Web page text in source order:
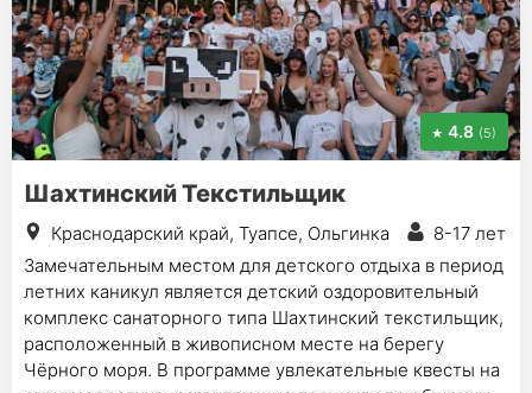
4.8 (5)
Шахтинский Текстильщик
Краснодарский край, Туапсе, Ольгинка
8-17 лет
Замечательным местом для детского отдыха в период
летних каникул является детский оздоровительный
комплекс санаторного типа Шахтинский текстильщик,
расположенный в живописном месте на берегу
Чёрного моря. В программе увлекательные квесты на